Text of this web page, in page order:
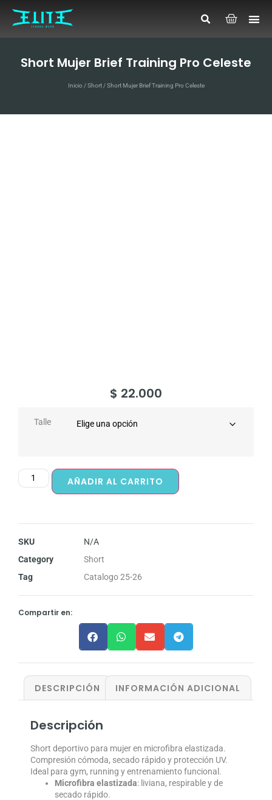
Short Mujer Brief Training Pro Celeste
Inicio/Short/ Short Mujer Brief Training Pro Celeste
$ 22.000
Talle
AÑADIR AL CARRITO
SKU
N/A
Category
Short
Tag
Catalogo 25-26
Compartir en:
DESCRIPCIÓN INFORMACIÓN ADICIONAL
Descripción
Short deportivo para mujer en microfibra elastizada.
Compresión cómoda, secado rápido y protección UV.
Ideal para gym, running y entrenamiento funcional.
Microfibra elastizada: liviana, respirable y de
secado rápido.